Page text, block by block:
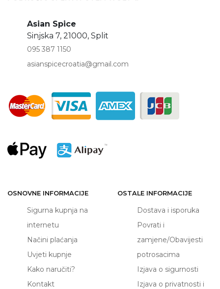
Asian Spice
Sinjska 7, 21000, Split
095 387 1150
asianspicecroatia@gmail.com
OSNOVNE INFORMACIJE
Sigurna kupnja na
internetu
Načini plaćanja
Uvjeti kupnje
Kako naručiti?
Kontakt
OSTALE INFORMACIJE
Dostava i isporuka
Povrati i
zamjene/Obavijesti
potrosacima
Izjava o sigurnosti
Izjava o privatnosti i